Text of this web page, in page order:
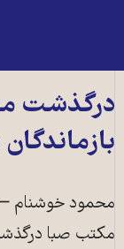
درگذشت
محمود خوشنام –
مکتب صبا